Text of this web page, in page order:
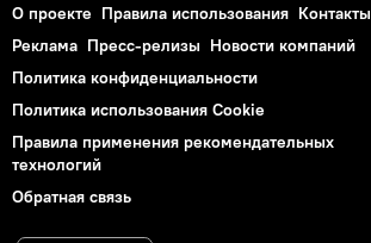
О проекте Правила использования Контакты
Реклама Пресс-релизы Новости компаний
Политика конфиденциальности
Политика использования Cookie
Правила применения рекомендательных
технологий
Обратная связь